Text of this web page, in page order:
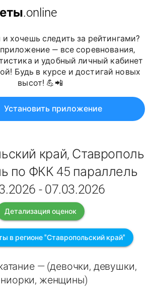
.online
хочешь следить за рейтингами?
— все соревнования,
и удобный личный кабинет
Будь в курсе и достигай новых
высот! 💪📲
Установить приложение
край, Ставрополь
по ФКК 45 параллель
- 07.03.2026
Детализация оценок
в регионе "Ставропольский край"
— (девочки, девушки,
женщины)